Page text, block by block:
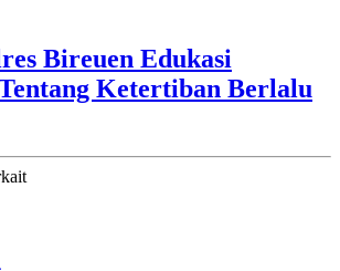
Bireuen Edukasi
Ketertiban Berlalu